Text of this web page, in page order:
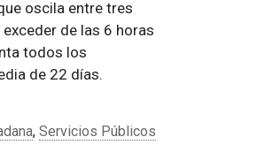
oscila entre tres
de las 6 horas
todos los
de 22 días.
, Servicios Públicos